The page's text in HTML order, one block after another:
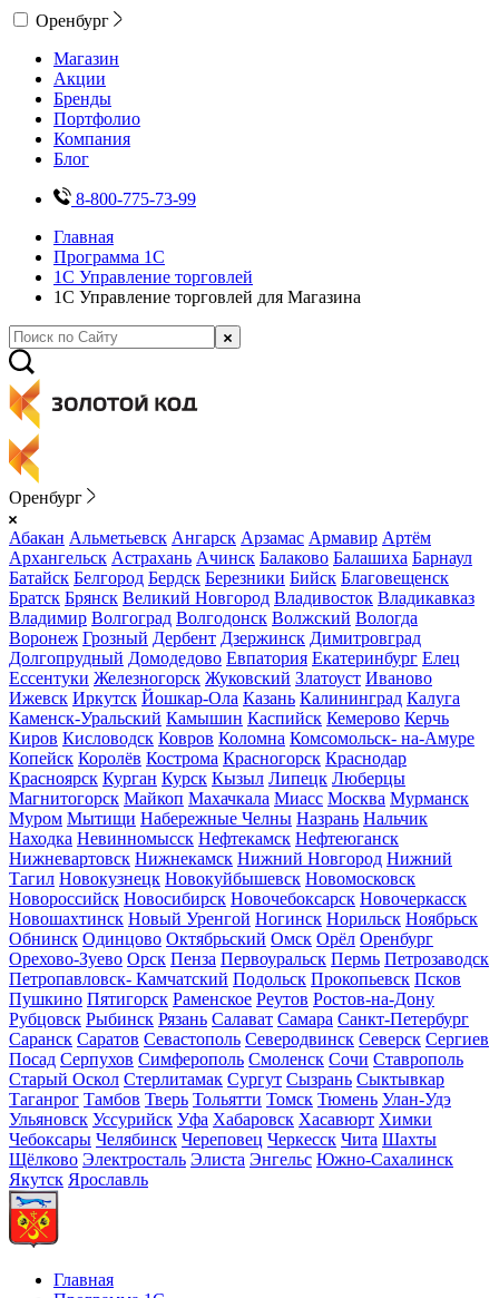
Оренбург
Магазин
Акции
Бренды
Портфолио
Компания
Блог
8-800-775-73-99
Главная
Программа 1С
1С Управление торговлей
1С Управление торговлей для Магазина
Оренбург
Абакан Альметьевск Ангарск Арзамас Армавир Артём
Архангельск Астрахань Ачинск Балаково Балашиха Барнаул
Батайск Белгород Бердск Березники Бийск Благовещенск
Братск Брянск Великий Новгород Владивосток Владикавказ
Владимир Волгоград Волгодонск Волжский Вологда
Воронеж Грозный Дербент Дзержинск Димитровград
Долгопрудный Домодедово Евпатория Екатеринбург Елец
Ессентуки Железногорск Жуковский Златоуст Иваново
Ижевск Иркутск Йошкар-Ола Казань Калининград Калуга
Каменск-Уральский Камышин Каспийск Кемерово Керчь
Киров Кисловодск Ковров Коломна Комсомольск- на-Амуре
Копейск Королёв Кострома Красногорск Краснодар
Красноярск Курган Курск Кызыл Липецк Люберцы
Магнитогорск Майкоп Махачкала Миасс Москва Мурманск
Муром Мытищи Набережные Челны Назрань Нальчик
Находка Невинномысск Нефтекамск Нефтеюганск
Нижневартовск Нижнекамск Нижний Новгород Нижний
Тагил Новокузнецк Новокуйбышевск Новомосковск
Новороссийск Новосибирск Новочебоксарск Новочеркасск
Новошахтинск Новый Уренгой Ногинск Норильск Ноябрьск
Обнинск Одинцово Октябрьский Омск Орёл Оренбург
Орехово-Зуево Орск Пенза Первоуральск Пермь Петрозаводск
Петропавловск- Камчатский Подольск Прокопьевск Псков
Пушкино Пятигорск Раменское Реутов Ростов-на-Дону
Рубцовск Рыбинск Рязань Салават Самара Санкт-Петербург
Саранск Саратов Севастополь Северодвинск Северск Сергиев
Посад Серпухов Симферополь Смоленск Сочи Ставрополь
Старый Оскол Стерлитамак Сургут Сызрань Сыктывкар
Таганрог Тамбов Тверь Тольятти Томск Тюмень Улан-Удэ
Ульяновск Уссурийск Уфа Хабаровск Хасавюрт Химки
Чебоксары Челябинск Череповец Черкесск Чита Шахты
Щёлково Электросталь Элиста Энгельс Южно-Сахалинск
Якутск Ярославль
Главная